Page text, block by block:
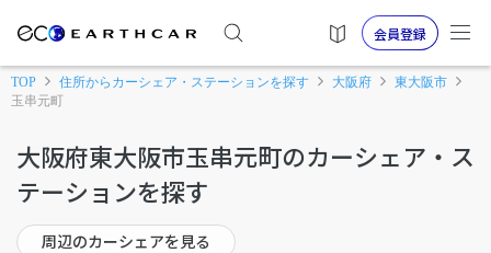
会員登録
TOP 住所からカーシェア・ステーションを探す 大阪府
東大阪市
玉串元町
大阪府東大阪市玉串元町のカーシェア・ス
テーションを探す
周辺のカーシェアを見る